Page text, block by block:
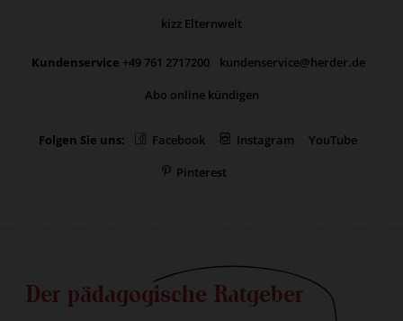
kizz Elternwelt
Kundenservice +49 761 2717200
kundenservice@herder.de
Abo online kündigen
Folgen Sie uns: Facebook Instagram
YouTube
Pinterest
Der pädagogische Ratgeber